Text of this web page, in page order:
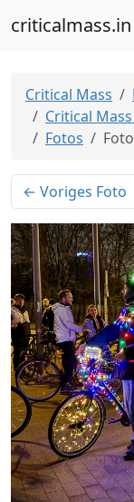
criticalmass.in
Critical Mass
Critical
Fotos
← Voriges Foto